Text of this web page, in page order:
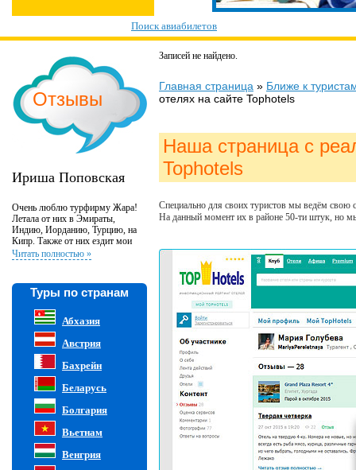
Поиск авиабилетов
Отзывы
Ириша Поповская
Очень люблю турфирму Жара!
Летала от них в Эмираты,
Индию, Иорданию, Турцию, на
Кипр. Также от них ездит мои
родители и друзья, а также
коллеги по работе. В этой
внимательные и отзывчивые
люди. Если у вас возникли
проблемы во время путешествия,
то вы всегда можете обратиться и
Вам помогут!!! Своим
постоянным клиентам они
делают скидки, что очень
приятно! Они профессионалы в
своем деле. Не было ни одного
тура, чтобы я была чем то
недовольна. Спасибо Вам
большое!!!
Читать полностью »
Туры по странам
Абхазия
Австрия
Бахрейн
Беларусь
Болгария
Вьетнам
Венгрия
Записей не найдено.
Главная страница » Ближе к
отелях на сайте Tophotels
Наша страница с
Tophotels
Специально для своих туристов мы ведём свою
На данный момент их в районе 50-ти штук, но